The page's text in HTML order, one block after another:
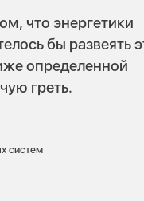
что энергетики
бы развеять
определенной
греть.
систем